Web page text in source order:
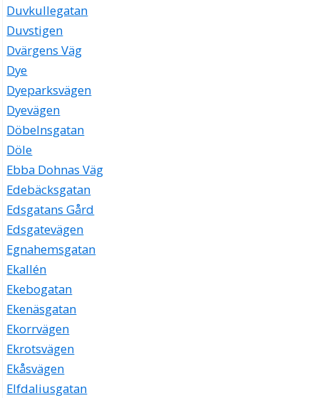
Duvkullegatan
Duvstigen
Dvärgens Väg
Dye
Dyeparksvägen
Dyevägen
Döbelnsgatan
Döle
Ebba Dohnas Väg
Edebäcksgatan
Edsgatans Gård
Edsgatevägen
Egnahemsgatan
Ekallén
Ekebogatan
Ekenäsgatan
Ekorrvägen
Ekrotsvägen
Ekåsvägen
Elfdaliusgatan